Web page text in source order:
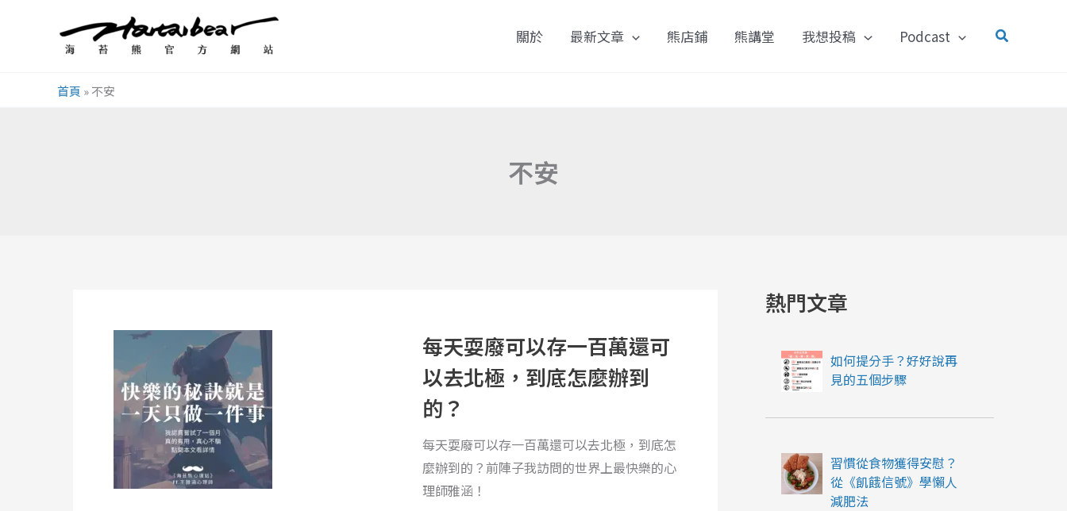
關於 最新文章 熊店鋪 熊講堂 我想投稿 Podcast
搜
首頁 »不安
不安
每天耍廢可以存一百萬還可
以去北極，到底怎麼辦到
的？
每天耍廢可以存一百萬還可以去北極，到底怎
麼辦到的？前陣子我訪問的世界上最快樂的心
理師雅涵！
耍
廢
可
以
存
一
百
熱門文章
如何提分手？好好說再
見的五個步驟
習慣從食物獲得安慰？
從《飢餓信號》學懶人
減肥法